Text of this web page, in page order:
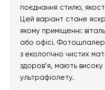
поєднання стилю,
Цей варіант стане
якому приміщенні:
або офісі.
з екологічно чистих
здоров’я, мають високу
ультрафіолету.